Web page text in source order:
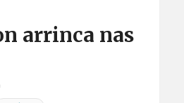
arrinca nas